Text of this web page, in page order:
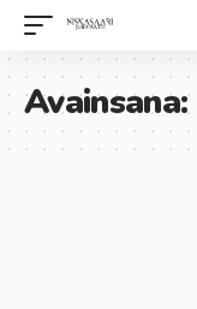
Avainsana: